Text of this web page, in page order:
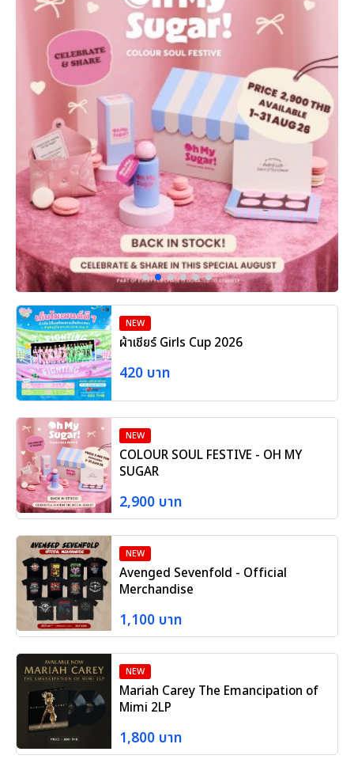
NEW
ผ้าเชียร์ Girls Cup 2026
420 บาท
NEW
COLOUR SOUL FESTIVE - OH MY
SUGAR
2,900 บาท
NEW
Avenged Sevenfold - Official
Merchandise
1,100 บาท
NEW
Mariah Carey The Emancipation of
Mimi 2LP
1,800 บาท